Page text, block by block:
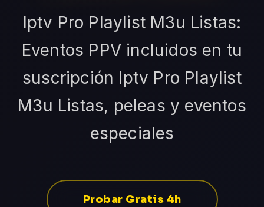
Iptv Pro Playlist M3u Listas:
Eventos PPV incluidos en tu
suscripción Iptv Pro Playlist
M3u Listas, peleas y eventos
especiales
Probar Gratis 4h